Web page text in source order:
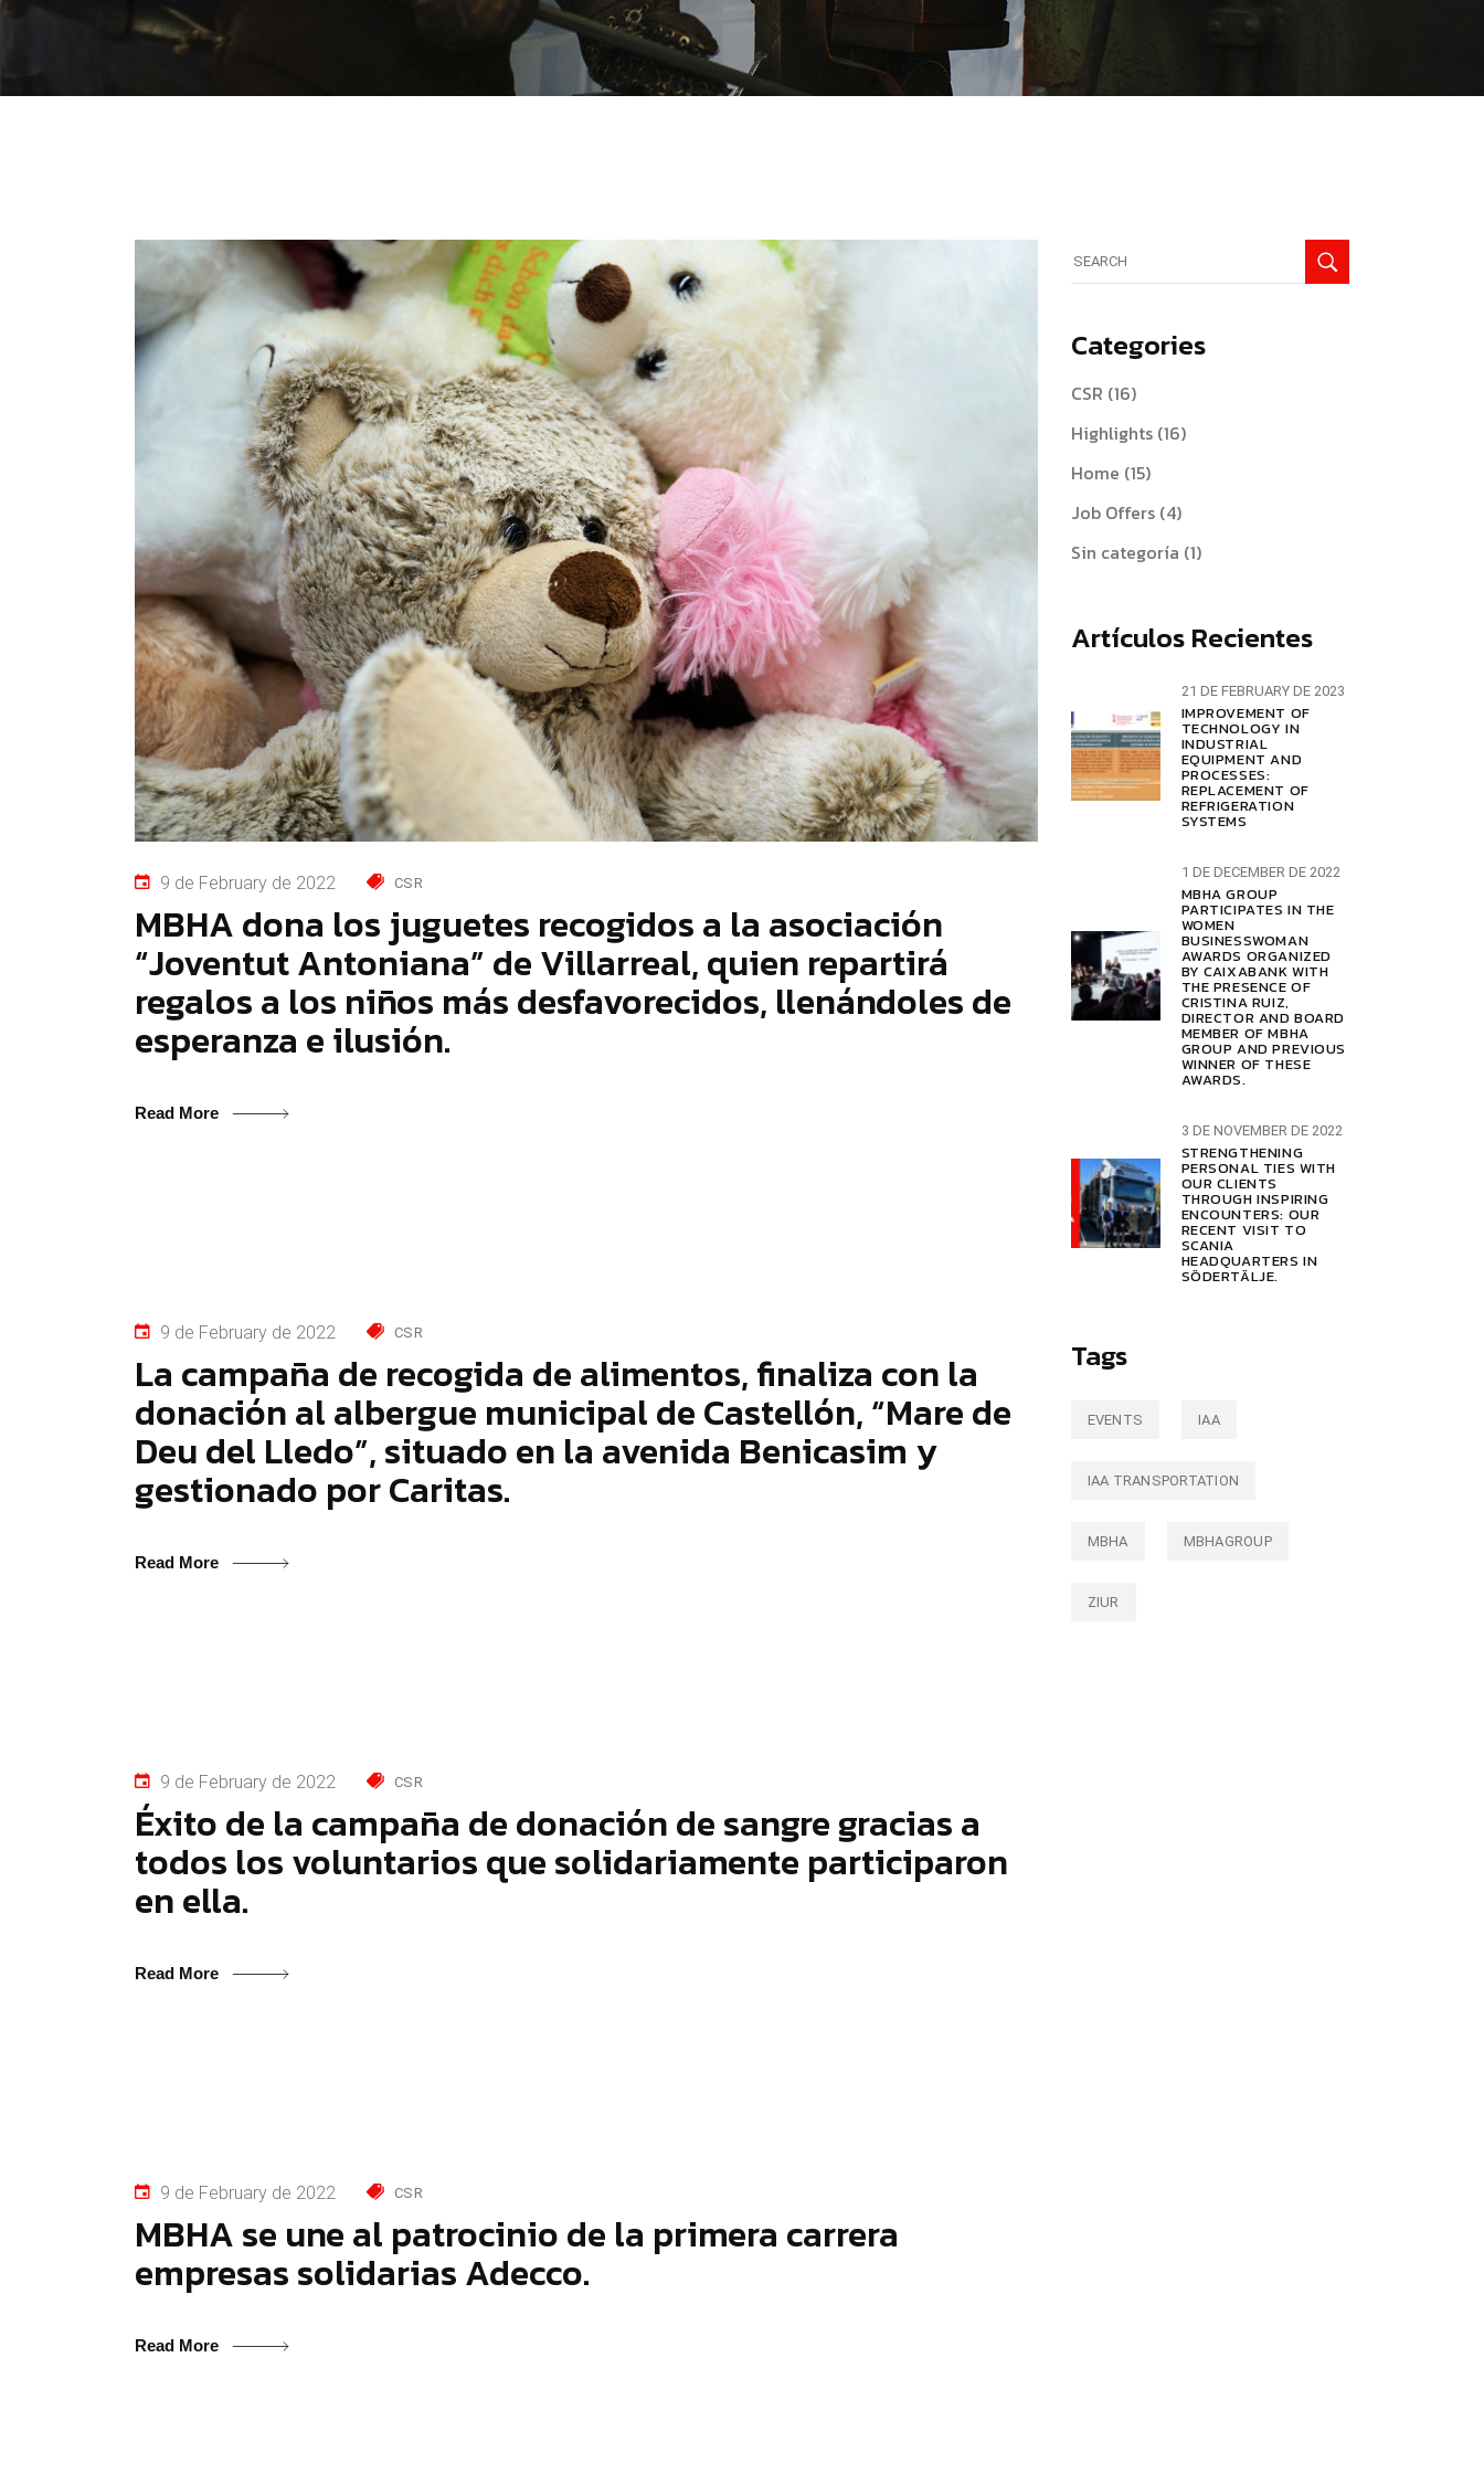
9 de February de 2022 CSR
MBHA dona los juguetes recogidos a la asociación
“Joventut Antoniana” de Villarreal, quien repartirá
regalos a los niños más desfavorecidos, llenándoles de
esperanza e ilusión.
Read More
9 de February de 2022 CSR
La campaña de recogida de alimentos, finaliza con la
donación al albergue municipal de Castellón, “Mare de
Deu del Lledo”, situado en la avenida Benicasim y
gestionado por Caritas.
Read More
9 de February de 2022 CSR
Éxito de la campaña de donación de sangre gracias a
todos los voluntarios que solidariamente participaron
en ella.
Read More
9 de February de 2022 CSR
MBHA se une al patrocinio de la primera carrera
empresas solidarias Adecco.
Read More
for:
Categories
CSR (16)
Highlights(16)
Home (15)
Job Offers(4)
Sin categoría (1)
Artículos Recientes
21 DE FEBRUARY DE 2023
IMPROVEMENT OF
TECHNOLOGY IN
INDUSTRIAL
EQUIPMENT AND
PROCESSES:
REPLACEMENT OF
REFRIGERATION
SYSTEMS
1 DE DECEMBER DE 2022
MBHA GROUP
PARTICIPATES IN THE
WOMEN
BUSINESSWOMAN
AWARDS ORGANIZED
BY CAIXABANK WITH
THE PRESENCE OF
CRISTINA RUIZ,
DIRECTOR AND BOARD
MEMBER OF MBHA
GROUP AND PREVIOUS
WINNER OF THESE
AWARDS.
3 DE NOVEMBER DE 2022
STRENGTHENING
PERSONAL TIES WITH
OUR CLIENTS
THROUGH INSPIRING
ENCOUNTERS: OUR
RECENT VISIT TO
SCANIA
HEADQUARTERS IN
SÖDERTÄLJE.
Tags
EVENTS IAA
IAA TRANSPORTATION
MBHA MBHAGROUP
ZIUR